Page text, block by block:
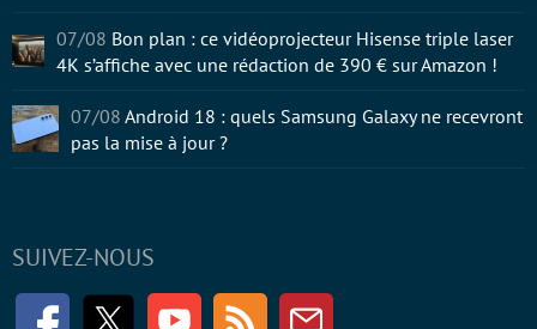
SUIVEZ-NOUS
FacebookTwitter Youtube RSS Newsletter
07/08 Bon plan : ce vidéoprojecteur Hisense triple laser
4K s’affiche avec une rédaction de 390 € sur Amazon !
07/08 Android 18 : quels Samsung Galaxy ne recevront
pas la mise à jour ?